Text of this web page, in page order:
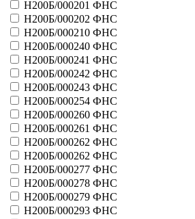
Больше
лотереи Русское Лото ЗАО
41010 - лотерея Кто кого
Больше
Лотерейный дом
41114 - Умножайка
Больше
Лотерея железных дорог
41129 - Паровозы
Больше
ЛоттоСтар
41115 - Блиц Игра
41127 - Русская десятка
41128 - Червонец
Больше
Лотэкс АО
21014 - F-1 Grand Prix 95
21015 - Спартак
Н200Б/000201 ФНС
Н200Б/000202 ФНС
Н200Б/000210 ФНС
Н200Б/000240 ФНС
Н200Б/000241 ФНС
Н200Б/000242 ФНС
Н200Б/000243 ФНС
Н200Б/000254 ФНС
Н200Б/000260 ФНС
Н200Б/000261 ФНС
Н200Б/000262 ФНС
Н200Б/000262 ФНС
Н200Б/000277 ФНС
Н200Б/000278 ФНС
Н200Б/000279 ФНС
Н200Б/000293 ФНС